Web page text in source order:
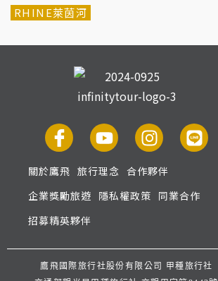
RHINE萊茵河
關於鷹飛 旅行理念 合作夥伴
企業獎勵旅遊 隱私權政策 同業合作
招募精英夥伴
鷹飛國際旅行社股份有限公司 甲種旅行社